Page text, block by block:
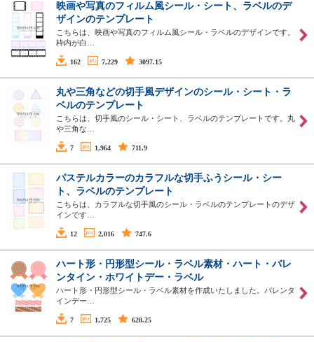
映画や写真のフィルム風シール・シート、ラベルのデ
ザインのテンプレート
こちらは、映画や写真のフィルム風シール・ラベルのデザインです。
枠内が白…
162 7,229 3097.15
丸や三角などの切手風デザインのシール・シート・ラ
ベルのテンプレート
こちらは、切手風のシール・シート、ラベルのテンプレートです。丸
や三角な…
7 1,964 711.9
パステルカラーのカラフルな切手ふうシール・シー
ト、ラベルのテンプレート
こちらは、カラフルな切手風のシール・ラベルのテンプレートのデザ
インです…
12 2,016 747.6
ハート形・円形型シール・ラベル素材・ハート・バレ
ンタイン・ホワイトデー・ラベル
ハート形・円形型シール・ラベル素材を作成いたしました。バレンタ
インデー…
7 1,725 628.25